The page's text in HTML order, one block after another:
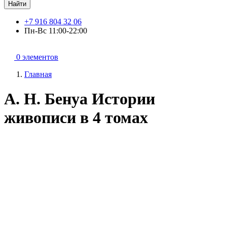
Найти
+7 916 804 32 06
Пн-Вс 11:00-22:00
0 элементов
Главная
А. Н. Бенуа Истории
живописи в 4 томах